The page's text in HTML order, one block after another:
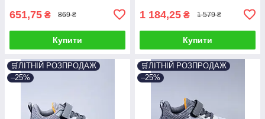
651,75 ₴ 869 ₴
Купити
1 184,25 ₴ 1 579 ₴
Купити
🛒ЛІТНІЙ РОЗПРОДАЖ
–25%
🛒ЛІТНІЙ РОЗПРОДАЖ
–25%